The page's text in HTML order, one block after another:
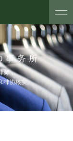
事务所
师，
律协核实。